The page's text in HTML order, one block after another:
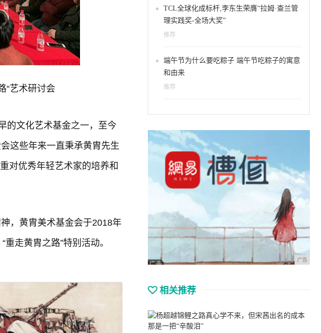
“艺术研讨会
的文化艺术基金之一，至今
这些年来一直秉承黄胄先生
对优秀年轻艺术家的培养和
，黄胄美术基金会于2018年
走黄胄之路”特别活动。
TCL全球化成标杆,李东生荣膺“拉姆·查兰管
理实践奖-全场大奖”
推荐
端午节为什么要吃粽子 端午节吃粽子的寓意
和由来
推荐
广告
相关推荐